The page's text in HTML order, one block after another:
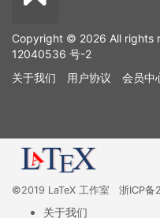
Copyright © 2026 All rights
12040536 号-2
关于我们
用户协议 会员中
©2019 LaTeX 工作室 浙ICP
关于我们